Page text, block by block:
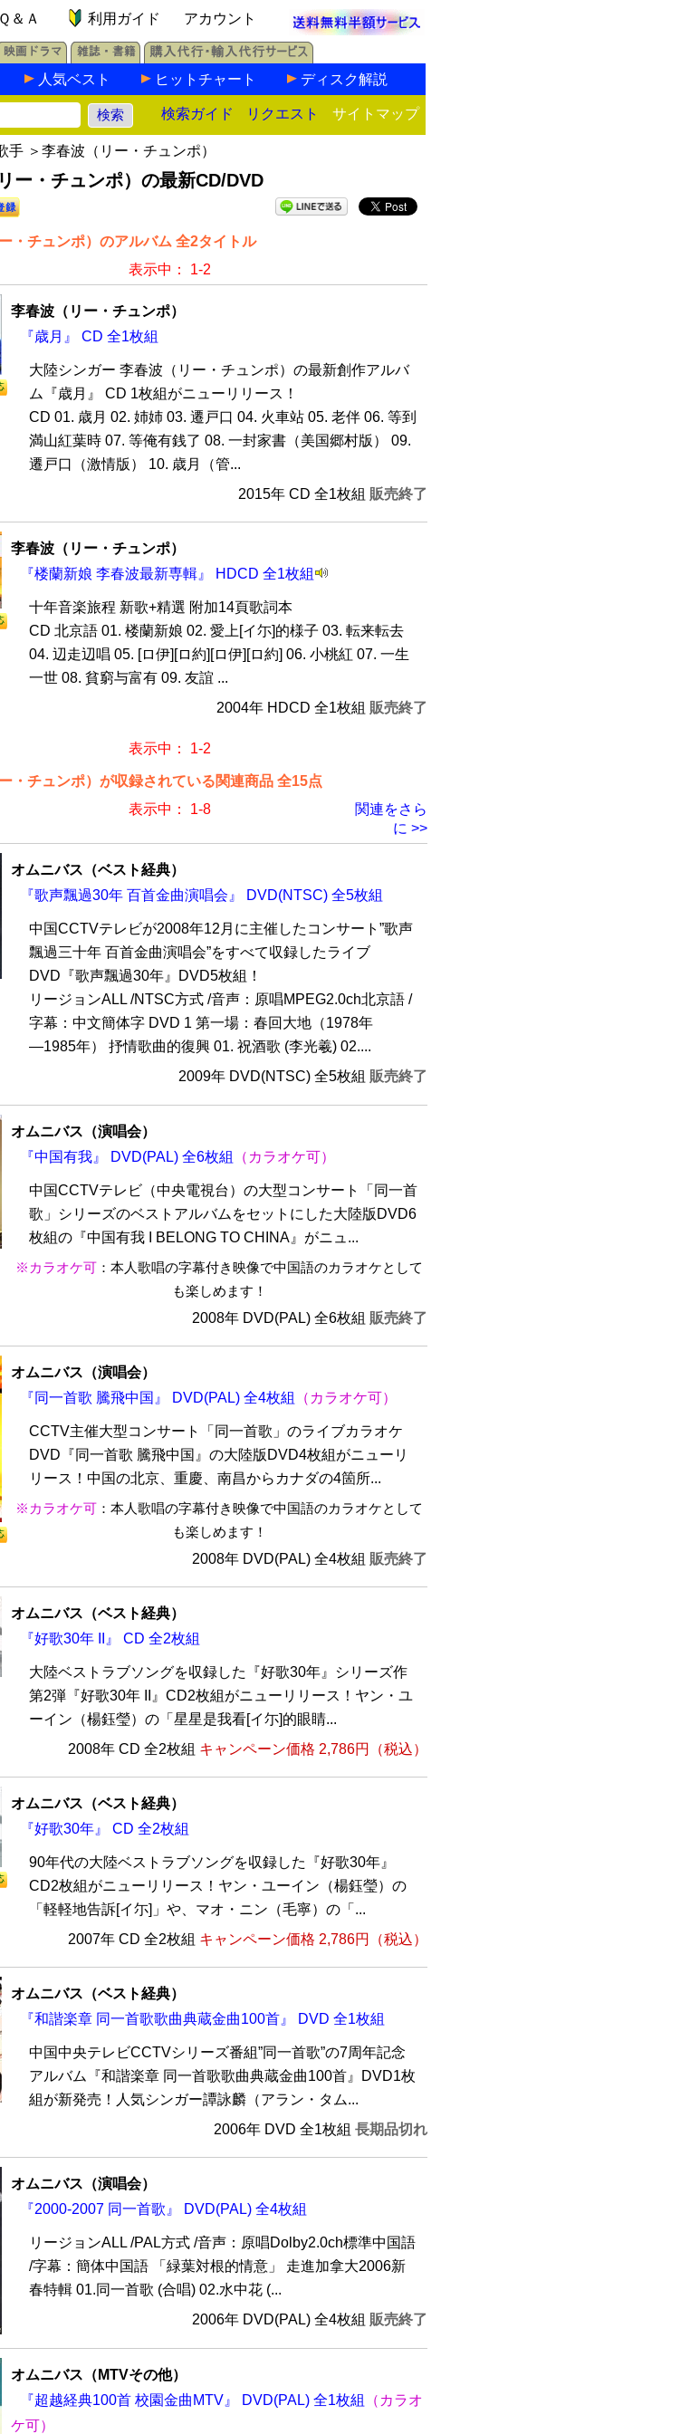
Ｑ＆Ａ 利用ガイド アカウント
人気ベスト ヒットチャート ディスク解説
検索ガイド リクエスト サイトマップ
手 ＞李春波（リー・チュンポ）
ー・チュンポ）の最新CD/DVD
・チュンポ）のアルバム 全2タイトル
表示中： 1-2
李春波（リー・チュンポ）
『歳月』 CD 全1枚組
大陸シンガー 李春波（リー・チュンポ）の最新創作アルバ
ム『歳月』 CD 1枚組がニューリリース！
CD 01. 歳月 02. 姉姉 03. 遷戸口 04. 火車站 05. 老伴 06. 等到
満山紅葉時 07. 等俺有銭了 08. 一封家書（美国郷村版） 09.
遷戸口（激情版） 10. 歳月（管...
2015年 CD 全1枚組 販売終了
李春波（リー・チュンポ）
『楼蘭新娘 李春波最新専輯』 HDCD 全1枚組
十年音楽旅程 新歌+精選 附加14頁歌詞本
CD 北京語 01. 楼蘭新娘 02. 愛上[イ尓]的様子 03. 転来転去
04. 辺走辺唱 05. [ロ伊][ロ約][ロ伊][ロ約] 06. 小桃紅 07. 一生
一世 08. 貧窮与富有 09. 友誼 ...
2004年 HDCD 全1枚組 販売終了
表示中： 1-2
・チュンポ）が収録されている関連商品 全15点
関連をさら
に >>
表示中： 1-8
オムニバス（ベスト経典）
『歌声飄過30年 百首金曲演唱会』 DVD(NTSC) 全5枚組
中国CCTVテレビが2008年12月に主催したコンサート”歌声
飄過三十年 百首金曲演唱会”をすべて収録したライブ
DVD『歌声飄過30年』DVD5枚組！
リージョンALL /NTSC方式 /音声：原唱MPEG2.0ch北京語 /
字幕：中文簡体字 DVD 1 第一場：春回大地（1978年
―1985年） 抒情歌曲的復興 01. 祝酒歌 (李光羲) 02....
2009年 DVD(NTSC) 全5枚組 販売終了
オムニバス（演唱会）
『中国有我』 DVD(PAL) 全6枚組
（カラオケ可）
中国CCTVテレビ（中央電視台）の大型コンサート「同一首
歌」シリーズのベストアルバムをセットにした大陸版DVD6
枚組の『中国有我 I BELONG TO CHINA』がニュ...
※カラオケ可 ：本人歌唱の字幕付き映像で中国語のカラオケとして
も楽しめます！
2008年 DVD(PAL) 全6枚組 販売終了
オムニバス（演唱会）
『同一首歌 騰飛中国』 DVD(PAL) 全4枚組
（カラオケ可）
CCTV主催大型コンサート「同一首歌」のライブカラオケ
DVD『同一首歌 騰飛中国』の大陸版DVD4枚組がニューリ
リース！中国の北京、重慶、南昌からカナダの4箇所...
※カラオケ可 ：本人歌唱の字幕付き映像で中国語のカラオケとして
も楽しめます！
2008年 DVD(PAL) 全4枚組 販売終了
オムニバス（ベスト経典）
『好歌30年 II』 CD 全2枚組
大陸ベストラブソングを収録した『好歌30年』シリーズ作
第2弾『好歌30年 II』CD2枚組がニューリリース！ヤン・ユ
ーイン（楊鈺瑩）の「星星是我看[イ尓]的眼睛...
2008年 CD 全2枚組 キャンペーン価格 2,786円（税込）
オムニバス（ベスト経典）
『好歌30年』 CD 全2枚組
90年代の大陸ベストラブソングを収録した『好歌30年』
CD2枚組がニューリリース！ヤン・ユーイン（楊鈺瑩）の
「軽軽地告訴[イ尓]」や、マオ・ニン（毛寧）の「...
2007年 CD 全2枚組 キャンペーン価格 2,786円（税込）
オムニバス（ベスト経典）
『和諧楽章 同一首歌歌曲典蔵金曲100首』 DVD 全1枚組
中国中央テレビCCTVシリーズ番組”同一首歌”の7周年記念
アルバム『和諧楽章 同一首歌歌曲典蔵金曲100首』DVD1枚
組が新発売！人気シンガー譚詠麟（アラン・タム...
2006年 DVD 全1枚組 長期品切れ
オムニバス（演唱会）
『2000-2007 同一首歌』 DVD(PAL) 全4枚組
リージョンALL /PAL方式 /音声：原唱Dolby2.0ch標準中国語
/字幕：簡体中国語 「緑葉対根的情意」 走進加拿大2006新
春特輯 01.同一首歌 (合唱) 02.水中花 (...
2006年 DVD(PAL) 全4枚組 販売終了
オムニバス（MTVその他）
『超越経典100首 校園金曲MTV』 DVD(PAL) 全1枚組
（カラオ
ケ可）